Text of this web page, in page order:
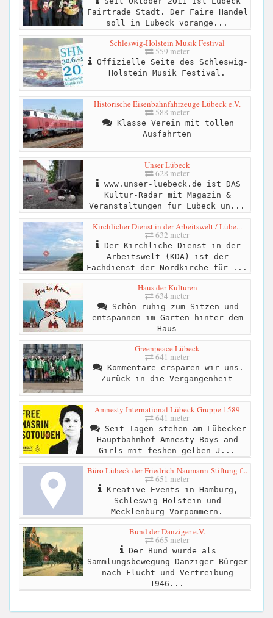
Fairtrade Stadt. Der Faire Handel
soll in Lübeck vorange...
Schleswig-Holstein Musik Festival
559 meter
Offizielle Seite des Schleswig-
Holstein Musik Festival.
Historische Eisenbahnfahrzeuge Lübeck e.V.
588 meter
Klasse Verein mit tollen
Ausfahrten
Unser Lübeck
628 meter
www.unser-luebeck.de ist DAS
Kultur-Radar mit Magazin &
Veranstaltungen für Lübeck un...
Kirchlicher Dienst in der Arbeitswelt / Lübe...
632 meter
Der Kirchliche Dienst in der
Arbeitswelt (KDA) ist der
Fachdienst der Nordkirche für ...
Haus der Kulturen
634 meter
Schön ruhig zum Sitzen und
entspannen im Garten hinter dem
Haus
Greenpeace Lübeck
641 meter
Kommentare ersparen wir uns.
Zurück in die Vergangenheit
Amnesty International Lübeck Gruppe 1589
641 meter
Seit Tagen stehen am Lübecker
Hauptbahnhof Amnesty Boys and
Girls mit feshen gelben J...
Büro Lübeck der Friedrich-Naumann-Stiftung f...
651 meter
Kreative Events in Hamburg,
Schleswig-Holstein und
Mecklenburg-Vorpommern.
Bund der Danziger e.V.
665 meter
Der Bund wurde als
Sammlungsbewegung Danziger Bürger
nach Flucht und Vertreibung
1946...